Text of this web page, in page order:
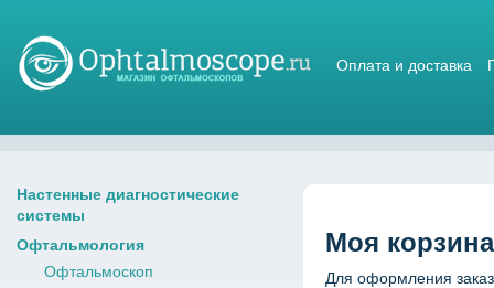
Оплата и доставка
Настенные диагностические
системы
Офтальмология
Офтальмоскоп
Моя корзина
Для оформления